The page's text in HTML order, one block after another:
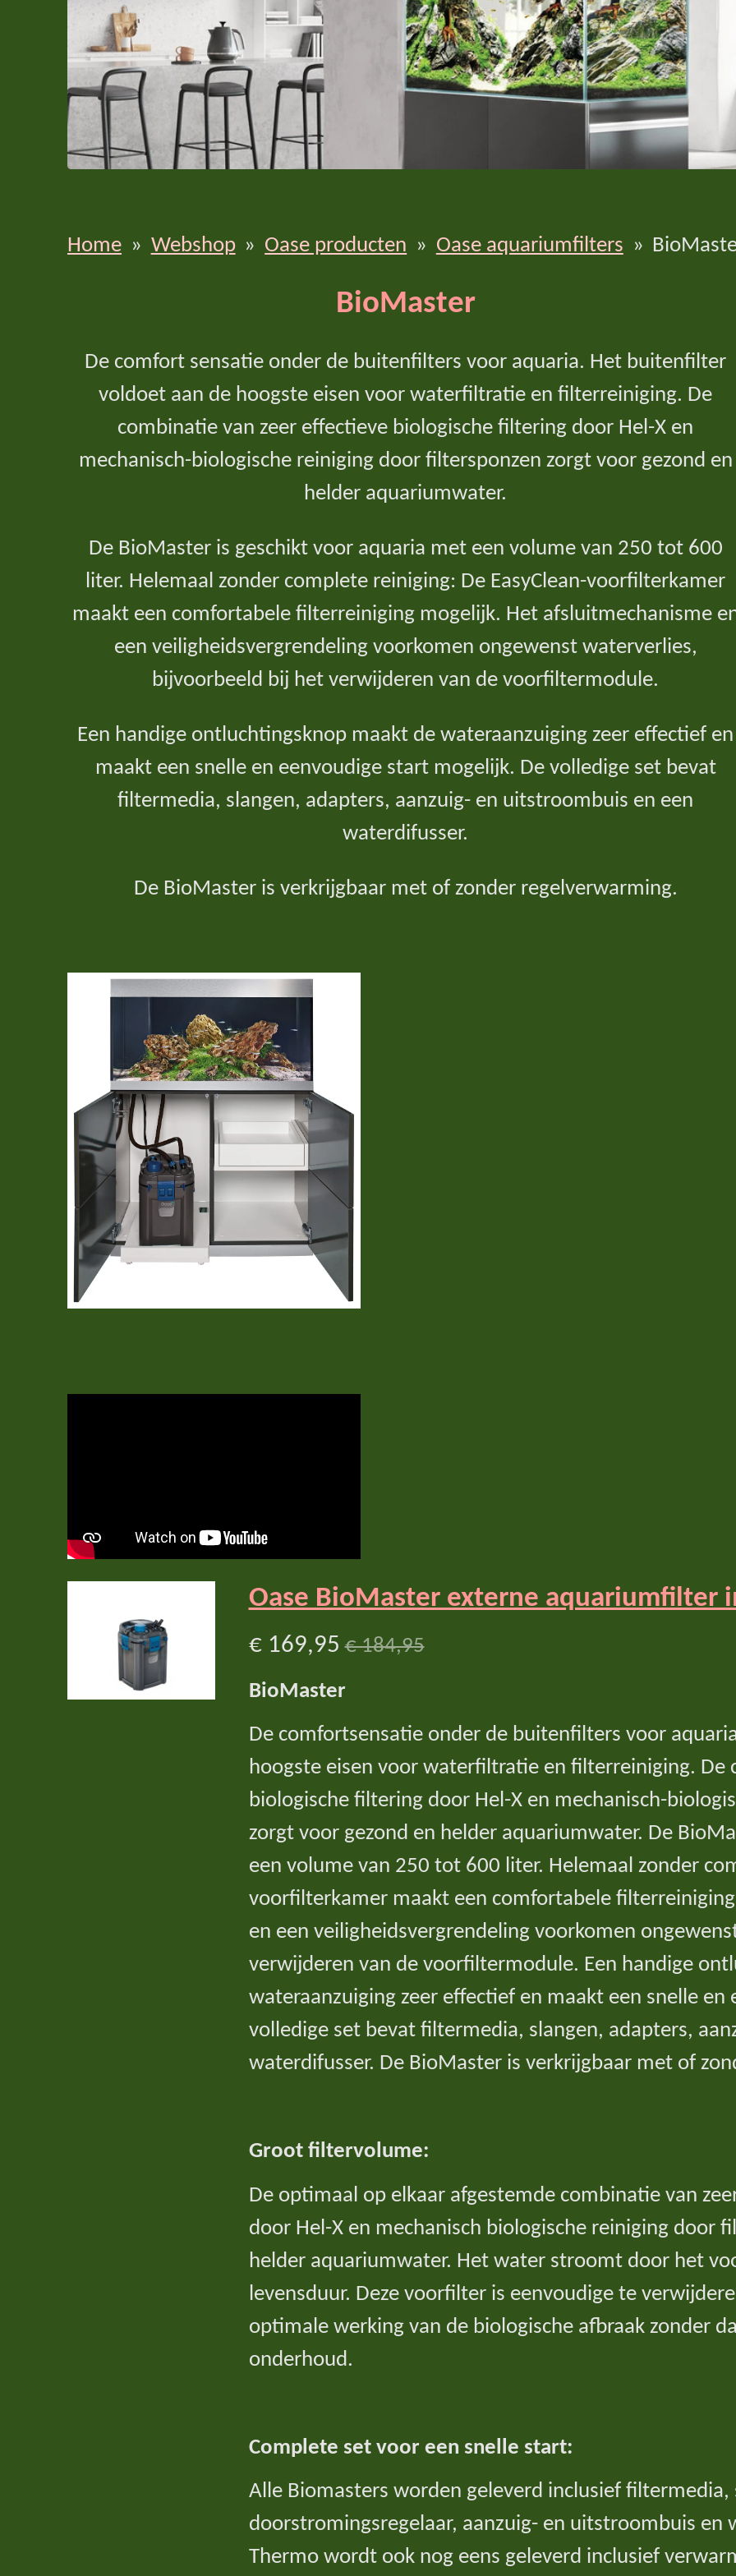
Home » Webshop » Oase producten » Oase aquariumfilters »
BioMaster
De comfort sensatie onder de buitenfilters voor aquaria. Het buitenfilter
voldoet aan de hoogste eisen voor waterfiltratie en filterreiniging. De
combinatie van zeer effectieve biologische filtering door Hel-X en
mechanisch-biologische reiniging door filtersponzen zorgt voor gezond en
helder aquariumwater.
De BioMaster is geschikt voor aquaria met een volume van 250 tot 600
liter. Helemaal zonder complete reiniging: De EasyClean-voorfilterkamer
maakt een comfortabele filterreiniging mogelijk. Het afsluitmechanisme
een veiligheidsvergrendeling voorkomen ongewenst waterverlies,
bijvoorbeeld bij het verwijderen van de voorfiltermodule.
Een handige ontluchtingsknop maakt de wateraanzuiging zeer effectief en
maakt een snelle en eenvoudige start mogelijk. De volledige set bevat
filtermedia, slangen, adapters, aanzuig- en uitstroombuis en een
waterdifusser.
De BioMaster is verkrijgbaar met of zonder regelverwarming.
Oase BioMaster externe aquariumfilter
€ 169,95 € 184,95
BioMaster
De comfortsensatie onder de buitenfilters voor
hoogste eisen voor waterfiltratie en filterreiniging. De
biologische filtering door Hel-X en mechanisch-
zorgt voor gezond en helder aquariumwater. De
een volume van 250 tot 600 liter. Helemaal zonder
voorfilterkamer maakt een comfortabele
en een veiligheidsvergrendeling voorkomen
verwijderen van de voorfiltermodule. Een handige
wateraanzuiging zeer effectief en maakt een snelle
volledige set bevat filtermedia, slangen, adapters,
waterdifusser. De BioMaster is verkrijgbaar met of
Groot filtervolume:
De optimaal op elkaar afgestemde combinatie van
door Hel-X en mechanisch biologische reiniging door
helder aquariumwater. Het water stroomt door het
levensduur. Deze voorfilter is eenvoudige te
optimale werking van de biologische afbraak zonder
onderhoud.
Complete set voor een snelle start:
Alle Biomasters worden geleverd inclusief filtermedia,
doorstromingsregelaar, aanzuig- en uitstroombuis en
Thermo wordt ook nog eens geleverd inclusief